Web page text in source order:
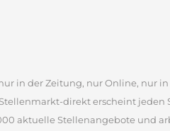
in der Zeitung, nur Online, nur
direkt erscheint jeden
aktuelle Stellenangebote und